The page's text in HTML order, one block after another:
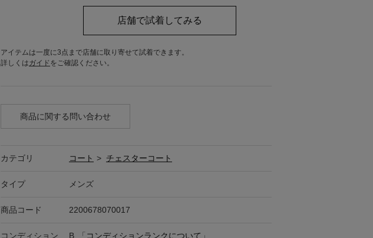
アイテムは一度に3点まで店舗に取り寄せて試着できます。
詳しくはガイド をご確認ください。
商品に関する問い合わせ
カテゴリ コート > チェスターコート
タイプ メンズ
商品コード 2200678070017
コンディション B 「 コンディションランクについて 」